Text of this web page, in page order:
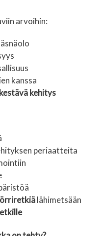
arvoihin:
kanssa
kehitys
periaatteita
lähimetsään